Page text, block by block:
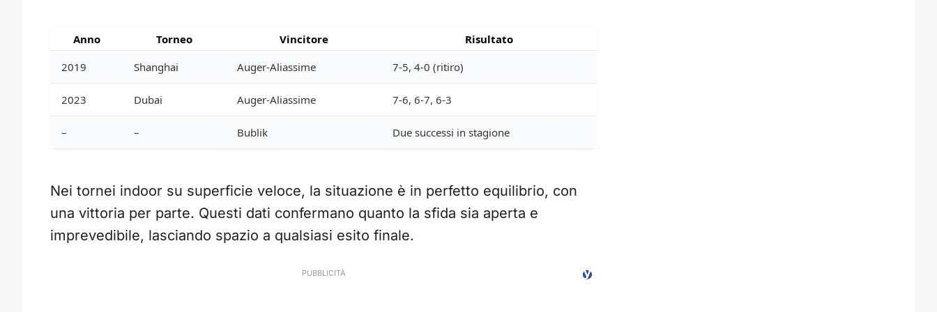
Anno Torneo Vincitore
Risultato
2019
Shanghai Auger-Aliassime 7-5, 4-0 (ritiro)
2023 Dubai Auger-Aliassime 7-6, 6-7, 6-3
– – Bublik Due successi in stagione
Nei tornei indoor su superficie veloce, la situazione è in perfetto equilibrio, con
una vittoria per parte. Questi dati confermano quanto la sfida sia aperta e
imprevedibile, lasciando spazio a qualsiasi esito finale.